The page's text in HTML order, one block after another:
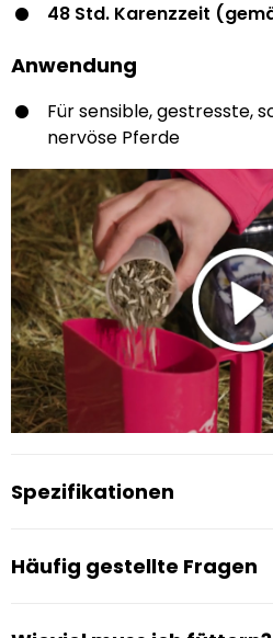
48 Std. Karenzzeit
Anwendung
Für sensible, gestresste,
nervöse Pferde
Spezifikationen
Häufig gestellte Fragen